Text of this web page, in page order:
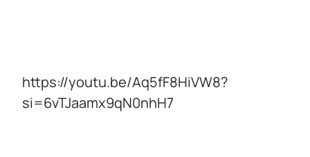
https://youtu.be/Aq5fF8HiVW8?
si=6vTJaamx9qN0nhH7